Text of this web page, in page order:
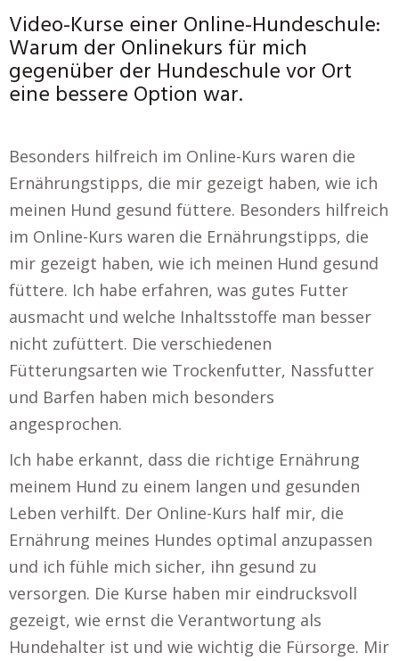
Video-Kurse einer Online-Hundeschule:
Warum der Onlinekurs für mich
gegenüber der Hundeschule vor Ort
eine bessere Option war.
Besonders hilfreich im Online-Kurs waren die
Ernährungstipps, die mir gezeigt haben, wie ich
meinen Hund gesund füttere. Besonders hilfreich
im Online-Kurs waren die Ernährungstipps, die
mir gezeigt haben, wie ich meinen Hund gesund
füttere. Ich habe erfahren, was gutes Futter
ausmacht und welche Inhaltsstoffe man besser
nicht zufüttert. Die verschiedenen
Fütterungsarten wie Trockenfutter, Nassfutter
und Barfen haben mich besonders
angesprochen.
Ich habe erkannt, dass die richtige Ernährung
meinem Hund zu einem langen und gesunden
Leben verhilft. Der Online-Kurs half mir, die
Ernährung meines Hundes optimal anzupassen
und ich fühle mich sicher, ihn gesund zu
versorgen. Die Kurse haben mir eindrucksvoll
gezeigt, wie ernst die Verantwortung als
Hundehalter ist und wie wichtig die Fürsorge. Mir